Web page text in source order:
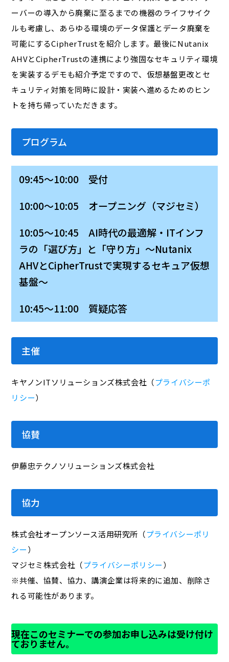
ーバーの導入から廃棄に至るまでの機器のライフサイク
ルも考慮し、あらゆる環境のデータ保護とデータ廃棄を
可能にするCipherTrustを紹介します。最後にNutanix
AHVとCipherTrustの連携により強固なセキュリティ環境
を実装するデモも紹介予定ですので、仮想基盤更改とセ
キュリティ対策を同時に設計・実装へ進めるためのヒン
トを持ち帰っていただきます。
プログラム
09:45～10:00 受付
10:00～10:05 オープニング（マジセミ）
10:05～10:45 AI時代の最適解・ITインフ
ラの「選び方」と「守り方」～Nutanix
AHVとCipherTrustで実現するセキュア仮想
基盤～
10:45～11:00 質疑応答
主催
キヤノンITソリューションズ株式会社（プライバシーポ
リシー）
協賛
伊藤忠テクノソリューションズ株式会社
協力
株式会社オープンソース活用研究所（プライバシーポリ
シー）
マジセミ株式会社（プライバシーポリシー）
※共催、協賛、協力、講演企業は将来的に追加、削除さ
れる可能性があります。
現在このセミナーでの参加お申し込みは受け付け
ておりません。